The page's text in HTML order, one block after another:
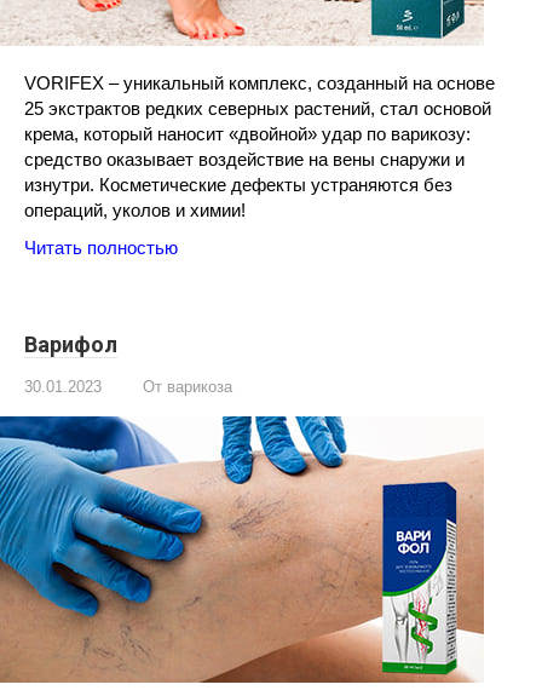
VORIFEX – уникальный комплекс, созданный на основе
25 экстрактов редких северных растений, стал основой
крема, который наносит «двойной» удар по варикозу:
средство оказывает воздействие на вены снаружи и
изнутри. Косметические дефекты устраняются без
операций, уколов и химии!
Читать полностью
Варифол
30.01.2023 От варикоза